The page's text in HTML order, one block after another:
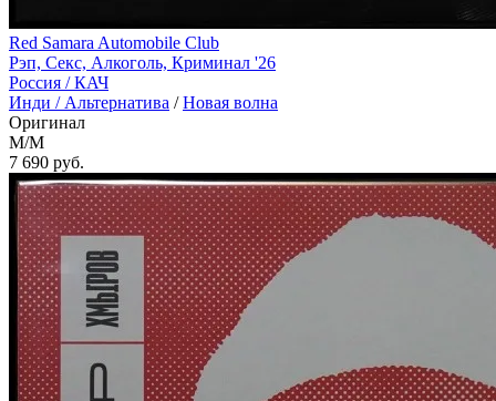
Red Samara Automobile Club
Рэп, Секс, Алкоголь, Криминал '26
Россия /КАЧ
Инди / Альтернатива /Новая волна
Оригинал
M/M
7 690 руб.